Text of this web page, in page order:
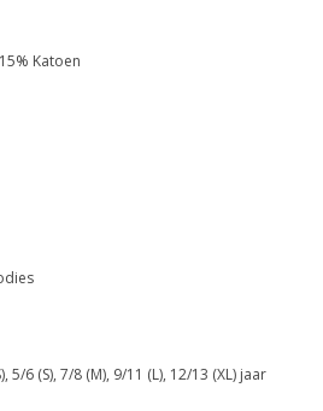
Katoen
6 (S), 7/8 (M), 9/11 (L), 12/13 (XL) jaar